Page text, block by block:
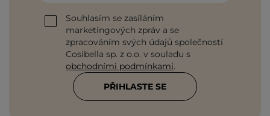
Souhlasím se zasíláním
marketingových zpráv a se
zpracováním svých údajů společností
Cosibella sp. z o.o. v souladu s
obchodními podmínkami.
PŘIHLASTE SE